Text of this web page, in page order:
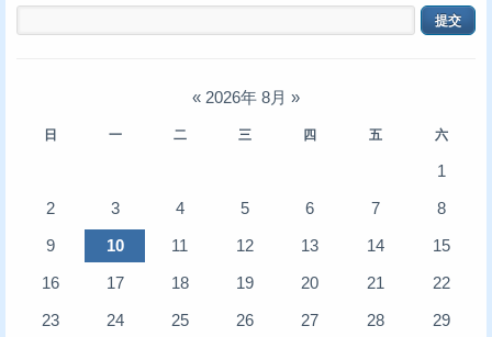
« 2026年 8月 »
日 一 二 三 四 五 六
1
2
3 4 5 6 7
8
9
10 11 12 13 14
15
16
17 18 19 20 21
22
23
24 25 26 27 28
29